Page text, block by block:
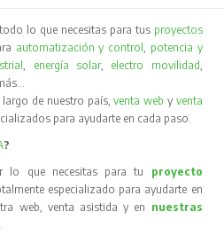
lo que necesitas para tus proyectos
automatización y control, potencia y
, energía solar, electro movilidad,
largo de nuestro país,venta web y venta
para ayudarte en cada paso.
?
lo que necesitas para tu proyecto
especializado para ayudarte en
web, venta asistida y en nuestras